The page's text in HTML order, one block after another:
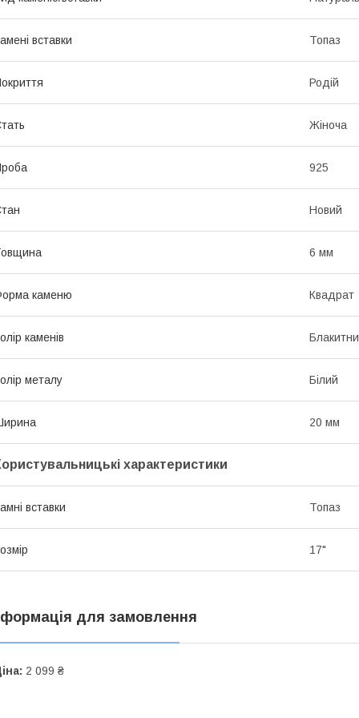
вставки Топаз
Родій
Жіноча
925
Новий
6 мм
каменю Квадрат
каменів
металу Білий
20 мм
характеристики
вставки Топаз
17"
для замовлення
2 099 ₴